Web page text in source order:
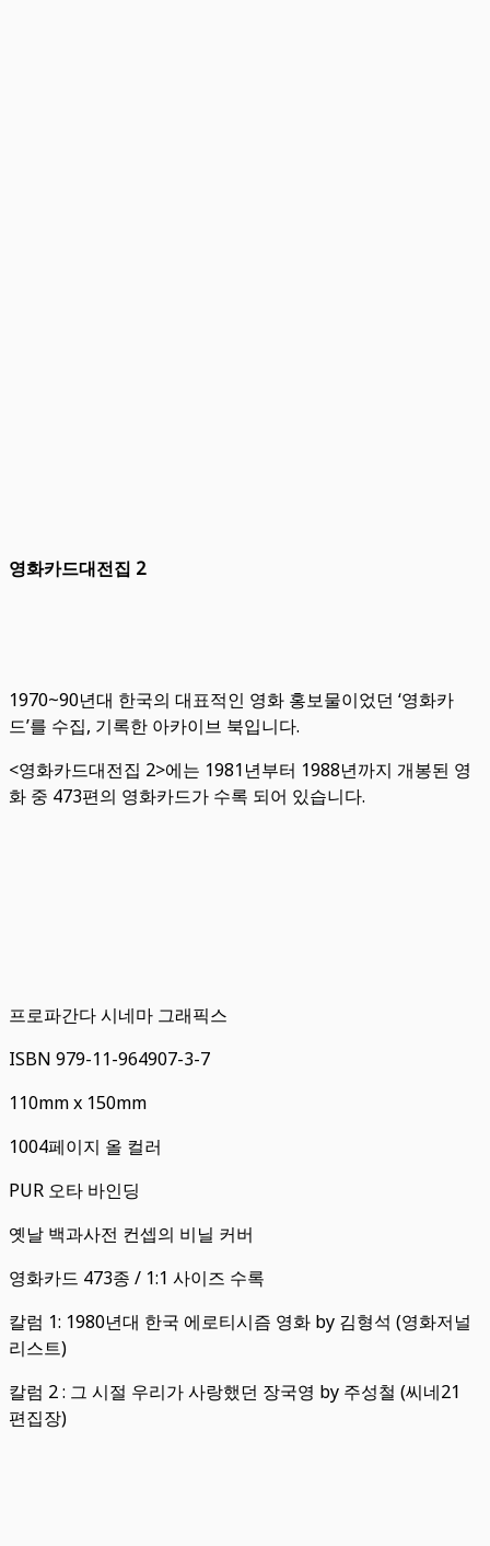
영화카드대전집 2
1970~90년대 한국의 대표적인 영화 홍보물이었던 ‘영화카
드’를 수집, 기록한 아카이브 북입니다.
<영화카드대전집 2>에는 1981년부터 1988년까지 개봉된 영
화 중 473편의 영화카드가 수록 되어 있습니다.
프로파간다 시네마 그래픽스
ISBN 979-11-964907-3-7
110mm x 150mm
1004페이지 올 컬러
PUR 오타 바인딩
옛날 백과사전 컨셉의 비닐 커버
영화카드 473종 / 1:1 사이즈 수록
칼럼 1: 1980년대 한국 에로티시즘 영화 by 김형석 (영화저널
리스트)
칼럼 2 : 그 시절 우리가 사랑했던 장국영 by 주성철 (씨네21
편집장)